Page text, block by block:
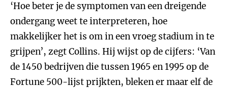
‘Hoe beter je de symptomen van een dreigende
ondergang weet te interpreteren, hoe
makkelijker het is om in een vroeg stadium in te
grijpen’, zegt Collins. Hij wijst op de cijfers: ‘Van
de 1450 bedrijven die tussen 1965 en 1995 op de
Fortune 500-lijst prijkten, bleken er maar elf de